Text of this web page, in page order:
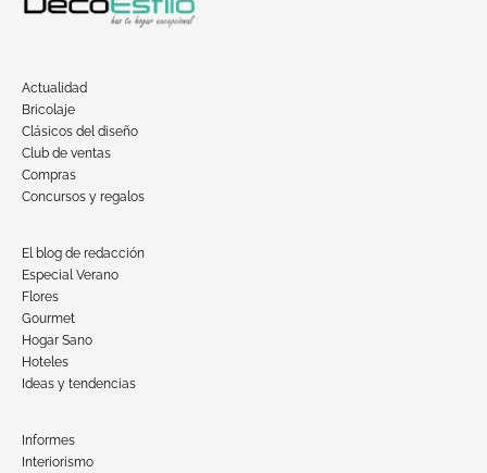
Actualidad
Bricolaje
Clásicos del diseño
Club de ventas
Compras
Concursos y regalos
El blog de redacción
Especial Verano
Flores
Gourmet
Hogar Sano
Hoteles
Ideas y tendencias
Informes
Interiorismo